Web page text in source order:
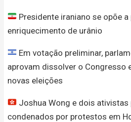
Presidente iraniano se opõe
enriquecimento de urânio
Em votação preliminar,
aprovam dissolver o Congresso
novas eleições
Joshua Wong e dois
condenados por protestos em